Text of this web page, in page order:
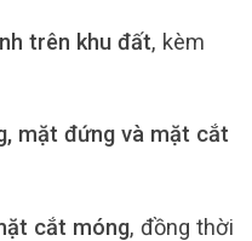
trên khu đất, kèm
mặt đứng và mặt cắt
cắt móng, đồng thời